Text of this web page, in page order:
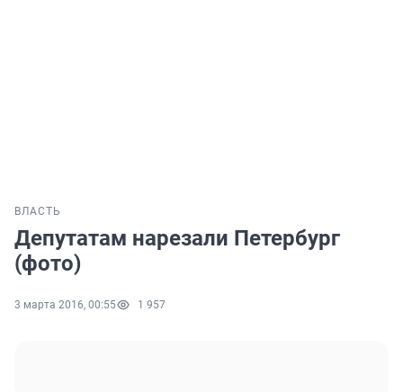
ВЛАСТЬ
Депутатам нарезали Петербург
(фото)
3 марта 2016, 00:55 1 957